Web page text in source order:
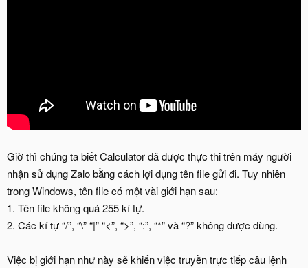
Giờ thì chúng ta biết Calculator đã được thực thi trên máy người
nhận sử dụng Zalo bằng cách lợi dụng tên file gửi đi. Tuy nhiên
trong Windows, tên file có một vài giới hạn sau:
1. Tên file không quá 255 kí tự.
2. Các kí tự “/”, “\” “|” “<”, “>”, “:”, “*” và “?” không được dùng.
Việc bị giới hạn như này sẽ khiến việc truyền trực tiếp câu lệnh